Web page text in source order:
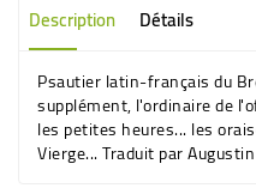
Description Détails
Psautier latin-français du
supplément, l'ordinaire de
les petites heures... les
Vierge... Traduit par